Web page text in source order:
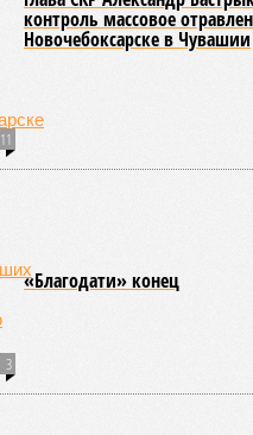
специалистами
воды и готовой
проб воды в двух случаях
показателям; также
началом работы смен
обработку территорий
Питание в
21 оператор, причём в
постоянный лабораторный
был также вынесен на
направленных на
благополучия детей
действенности самой